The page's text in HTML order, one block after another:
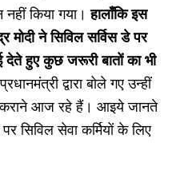
नहीं किया गया।हालाँकि इस
मोदी ने सिविल सर्विस डे पर
देते हुए कुछ जरूरी बातों का भी
द्वारा बोले गए उन्हीं
आज रहे हैं। आइये जानते
सिविल सेवा कर्मियों के लिए